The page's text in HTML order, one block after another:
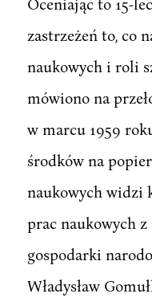
zastrzeżeń to, co
naukowych i roli
mówiono na
w marcu 1959
środków na
naukowych widzi
prac naukowych
gospodarki
Władysław